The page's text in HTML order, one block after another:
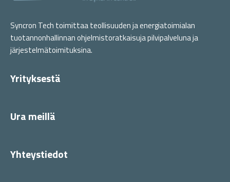
Syncron Tech toimittaa teollisuuden ja energiatoimialan
tuotannonhallinnan ohjelmistoratkaisuja pilvipalveluna ja
järjestelmätoimituksina.
Yrityksestä
Ura meillä
Yhteystiedot